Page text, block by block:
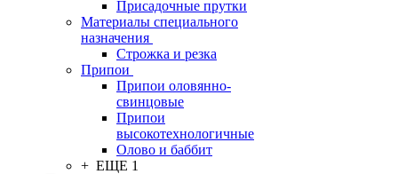
Присадочные прутки
Материалы специального
назначения
Строжка и резка
Припои
Припои оловянно-
свинцовые
Припои
высокотехнологичные
Олово и баббит
+ ЕЩЕ 1